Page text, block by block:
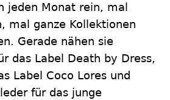
jeden Monat rein, mal
mal ganze Kollektionen
Gerade nähen sie
das Label Death by Dress,
Label Coco Lores und
für das junge